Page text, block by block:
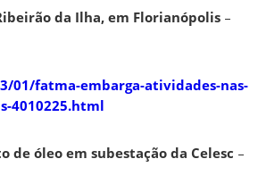
da Ilha, em Florianópolis –
fatma-embarga-atividades-nas-
4010225.html
de óleo em subestação da Celesc –